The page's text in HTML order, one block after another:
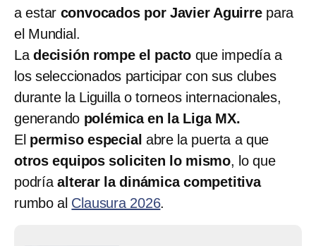
a estar convocados por Javier Aguirrepara
el Mundial.
La decisión rompe el pacto que impedía a
los seleccionados participar con sus clubes
durante la Liguilla o torneos internacionales,
generando polémica en la Liga MX.
El permiso especial abre la puerta a que
otros equipos soliciten lo mismo, lo que
podríaalterar la dinámica competitiva
rumbo al Clausura 2026.